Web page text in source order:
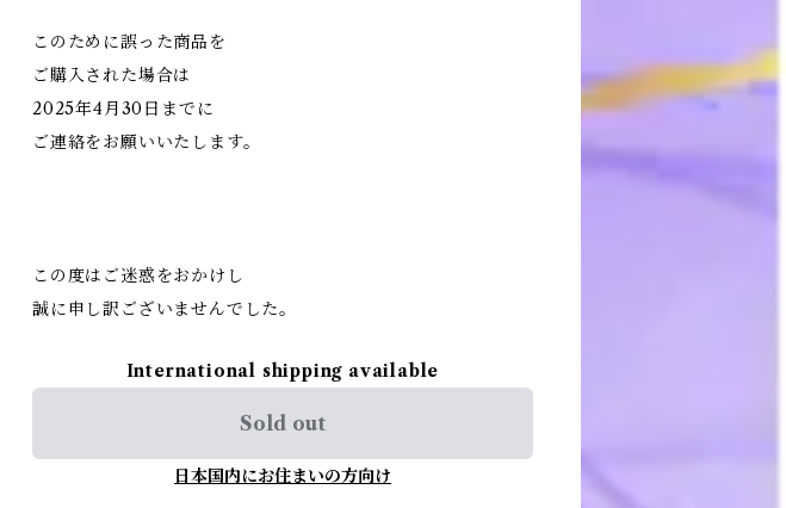
このために誤った商品を
ご購入された場合は
2025年4月30日までに
ご連絡をお願いいたします。
この度はご迷惑をおかけし
誠に申し訳ございませんでした。
International shipping available
Sold out
日本国内にお住まいの方向け